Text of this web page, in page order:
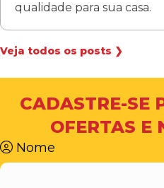
qualidade para sua casa.
Veja todos os posts ❯
CADASTRE-SE
OFERTAS E
Nome